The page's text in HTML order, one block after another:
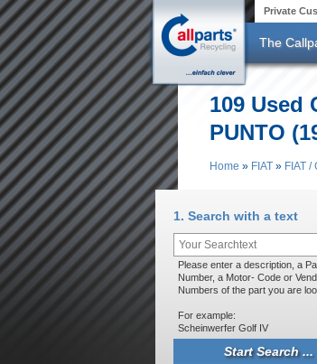
Skip to main content Private
The
109 Used
PUNTO
Home » FIAT » FIAT
1. Search with a text
Please enter a description, a
Number, a Motor- Code or
Numbers of the part you are
For example:
Scheinwerfer Golf IV